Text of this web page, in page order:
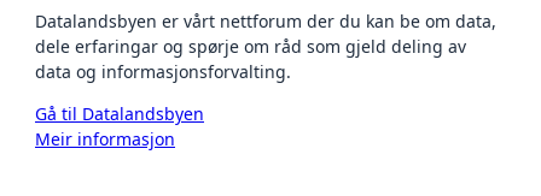
Datalandsbyen er vårt nettforum der du kan be om data,
dele erfaringar og spørje om råd som gjeld deling av
data og informasjonsforvalting.
Gå til Datalandsbyen
Meir informasjon